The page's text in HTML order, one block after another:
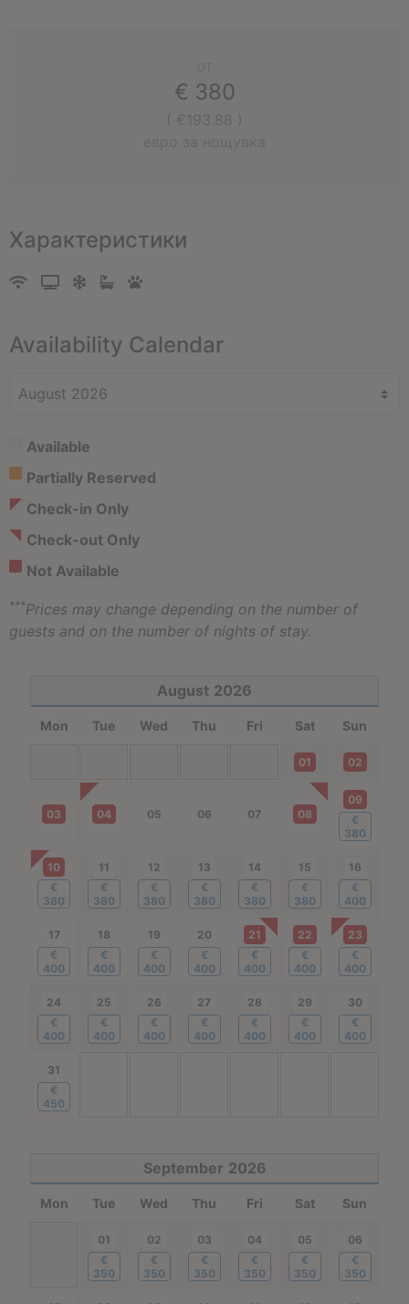
€ 380
Характеристики
Availability Calendar
Available
Partially Reserved
Check-in Only
Check-out Only
Not Available
***Prices may change depending on the number of
guests and on the number of nights of stay.
August 2026
Mon Tue Wed Thu Fri Sat Sun
01 02
03 04 05 06 07 08
09
€
380
10
€
380
11
€
380
12
€
380
13
€
380
14
€
380
15
€
380
16
€
400
17
€
400
18
€
400
19
€
400
20
€
400
21
€
400
22
€
400
23
€
400
24
€
400
25
€
400
26
€
400
27
€
400
28
€
400
29
€
400
30
€
400
31
€
450
September 2026
Mon Tue Wed Thu Fri Sat Sun
01
€
350
02
€
350
03
€
350
04
€
350
05
€
350
06
€
350